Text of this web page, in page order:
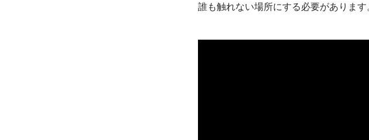
誰も触れない場所にする必要があります